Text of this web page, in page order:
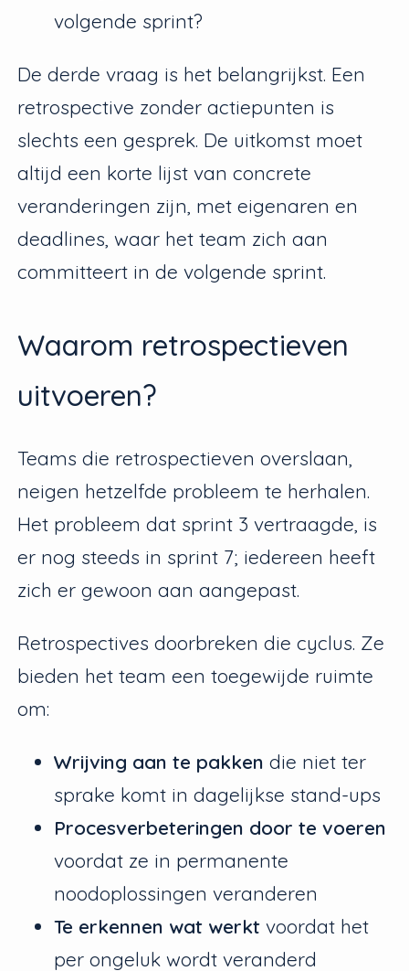
volgende sprint?
De derde vraag is het belangrijkst. Een
retrospective zonder actiepunten is
slechts een gesprek. De uitkomst moet
altijd een korte lijst van concrete
veranderingen zijn, met eigenaren en
deadlines, waar het team zich aan
committeert in de volgende sprint.
Waarom retrospectieven
uitvoeren?
Teams die retrospectieven overslaan,
neigen hetzelfde probleem te herhalen.
Het probleem dat sprint 3 vertraagde, is
er nog steeds in sprint 7; iedereen heeft
zich er gewoon aan aangepast.
Retrospectives doorbreken die cyclus. Ze
bieden het team een toegewijde ruimte
om:
Wrijving aan te pakken die niet ter
sprake komt in dagelijkse stand-ups
Procesverbeteringen door te voeren
voordat ze in permanente
noodoplossingen veranderen
Te erkennen wat werkt voordat het
per ongeluk wordt veranderd